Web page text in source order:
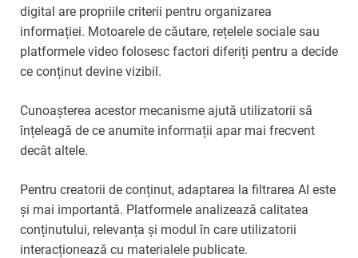
digital are propriile criterii pentru organizarea
informației. Motoarele de căutare, rețelele sociale sau
platformele video folosesc factori diferiți pentru a decide
ce conținut devine vizibil.
Cunoașterea acestor mecanisme ajută utilizatorii să
înțeleagă de ce anumite informații apar mai frecvent
decât altele.
Pentru creatorii de conținut, adaptarea la filtrarea AI este
și mai importantă. Platformele analizează calitatea
conținutului, relevanța și modul în care utilizatorii
interacționează cu materialele publicate.